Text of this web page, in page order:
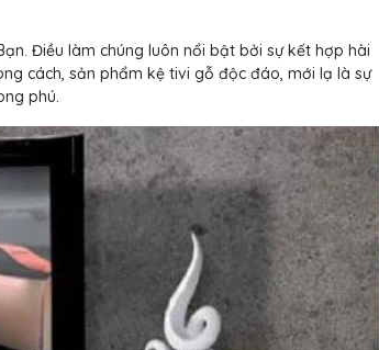
Điều làm chúng luôn nổi bật bởi sự kết hợp hài
cách, sản phẩm kệ tivi gỗ độc đáo, mới lạ là sự
phú.